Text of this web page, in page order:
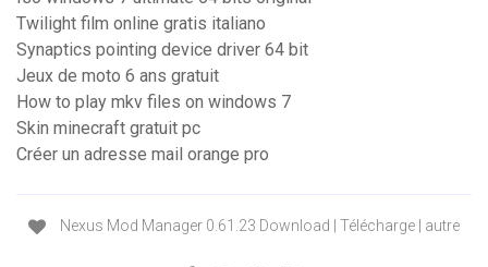
Twilight film online gratis italiano
Synaptics pointing device driver 64 bit
Jeux de moto 6 ans gratuit
How to play mkv files on windows 7
Skin minecraft gratuit pc
Créer un adresse mail orange pro
Nexus Mod Manager 0.61.23 Download | Télécharge | autre